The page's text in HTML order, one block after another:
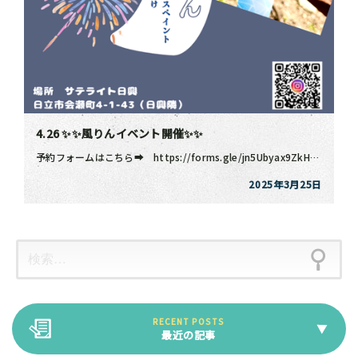
4.26 ✨✨風りんイベント開催✨✨
予約フォームはこちら➡ https://forms.gle/jn5Ubyax9ZkHLCjz9 ◆◆ […]
2025年3月25日
最近の記事